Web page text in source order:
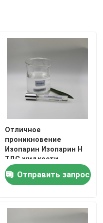
Отличное
проникновение
Изопарин Изопарин H
ТДС жидкости
доступен для
применения
Отправить запрос